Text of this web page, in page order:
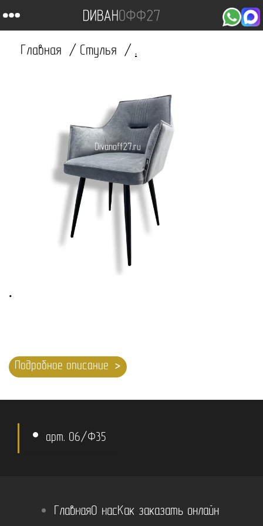
Главная Стулья .
.
Подробное описание
арт. 06/Ф35
ГлавнаяО насКак заказать онлайн